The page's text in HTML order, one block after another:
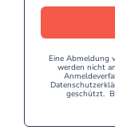
Eine Abmeldung
werden nicht
geschützt.